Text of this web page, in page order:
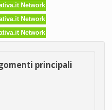
Network
Network
Network
principali